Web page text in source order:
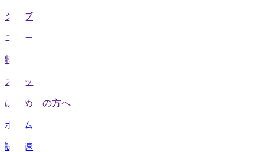
クラブ
ニュース
特集
スタッツ
はじめての方へ
ホーム
試合速報